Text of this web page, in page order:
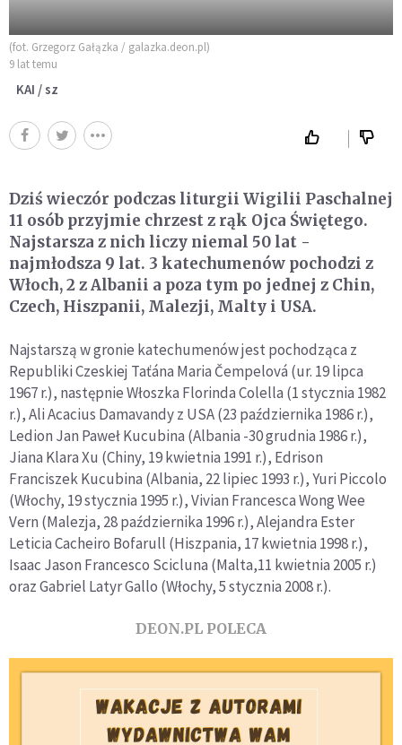
(fot. Grzegorz Gałązka / galazka.deon.pl)
9 lat temu
KAI / sz
Dziś wieczór podczas liturgii Wigilii Paschalnej
11 osób przyjmie chrzest z rąk Ojca Świętego.
Najstarsza z nich liczy niemal 50 lat -
najmłodsza 9 lat. 3 katechumenów pochodzi z
Włoch, 2 z Albanii a poza tym po jednej z Chin,
Czech, Hiszpanii, Malezji, Malty i USA.
Najstarszą w gronie katechumenów jest pochodząca z
Republiki Czeskiej Taťána Maria Čempelová (ur. 19 lipca
1967 r.), następnie Włoszka Florinda Colella (1 stycznia 1982
r.), Ali Acacius Damavandy z USA (23 października 1986 r.),
Ledion Jan Paweł Kucubina (Albania -30 grudnia 1986 r.),
Jiana Klara Xu (Chiny, 19 kwietnia 1991 r.), Edrison
Franciszek Kucubina (Albania, 22 lipiec 1993 r.), Yuri Piccolo
(Włochy, 19 stycznia 1995 r.), Vivian Francesca Wong Wee
Vern (Malezja, 28 października 1996 r.), Alejandra Ester
Leticia Cacheiro Bofarull (Hiszpania, 17 kwietnia 1998 r.),
Isaac Jason Francesco Scicluna (Malta,11 kwietnia 2005 r.)
oraz Gabriel Latyr Gallo (Włochy, 5 stycznia 2008 r.).
DEON.PL POLECA